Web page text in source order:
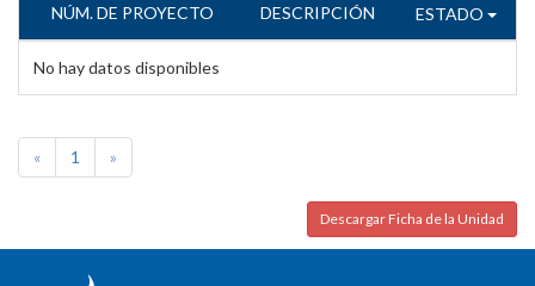
NÚM. DE PROYECTO DESCRIPCIÓN ESTADO
No hay datos disponibles
« 1 »
Descargar Ficha de la Unidad